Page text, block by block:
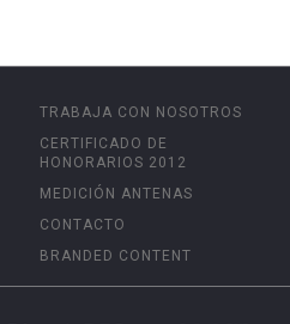
TRABAJA CON NOSOTROS
CERTIFICADO DE
HONORARIOS 2012
MEDICIÓN ANTENAS
CONTACTO
BRANDED CONTENT